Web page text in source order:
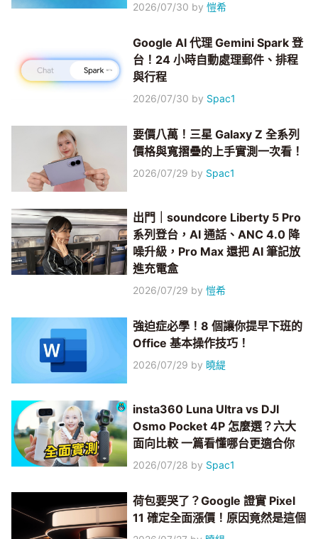
2026/07/30 by愷希
Google AI 代理 Gemini Spark 登
台！24 小時自動處理郵件、排程
與行程
2026/07/30 by Spac1
要價八萬！三星 Galaxy Z 全系列
價格與寬摺疊的上手實測一次看！
2026/07/29 by Spac1
出門｜soundcore Liberty 5 Pro
系列登台，AI 通話、ANC 4.0 降
噪升級，Pro Max 還把 AI 筆記放
進充電盒
2026/07/29 by愷希
強迫症必學！8 個讓你提早下班的
Office 基本操作技巧！
2026/07/29 by 曉緹
insta360 Luna Ultra vs DJI
Osmo Pocket 4P 怎麼選？六大
面向比較 一篇看懂哪台更適合你
2026/07/28 by Spac1
荷包要哭了？Google 證實 Pixel
11 確定全面漲價！原因竟然是這個